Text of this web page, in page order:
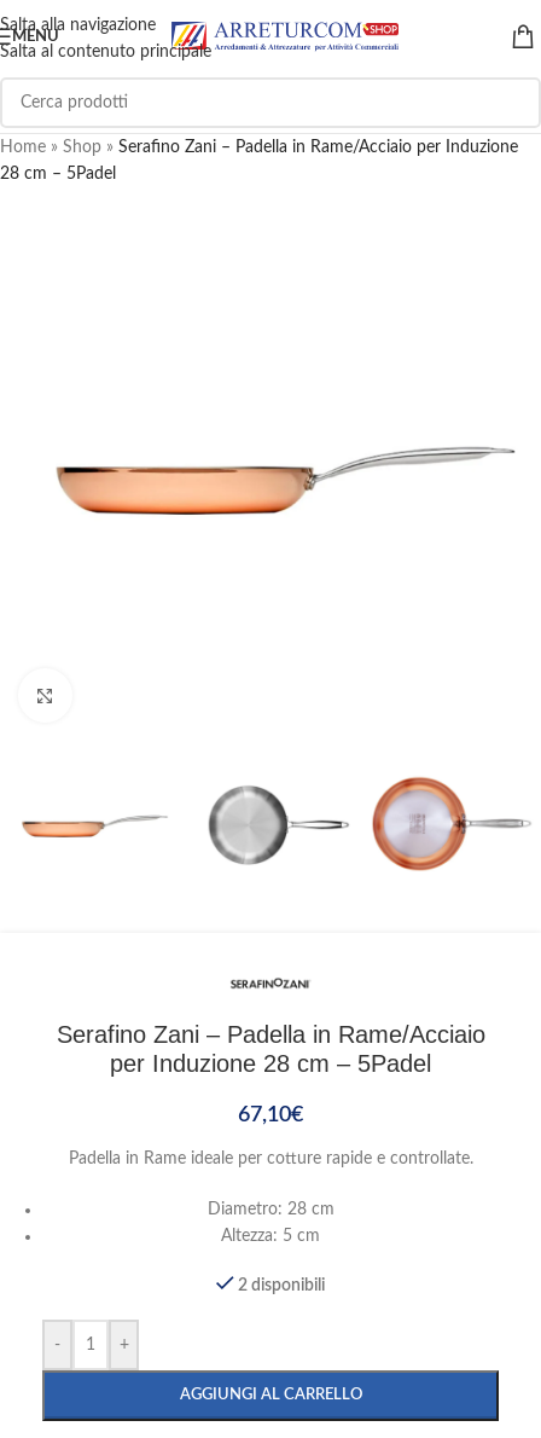
Salta alla navigazione
Salta al contenuto principale
MENU
Home » Shop » Serafino Zani – Padella in Rame/Acciaio per Induzione
28 cm – 5Padel
Serafino Zani – Padella in Rame/Acciaio
per Induzione 28 cm – 5Padel
67,10€
Padella in Rame ideale per cotture rapide e controllate.
Diametro: 28 cm
Altezza: 5 cm
2 disponibili
- +
AGGIUNGI AL CARRELLO